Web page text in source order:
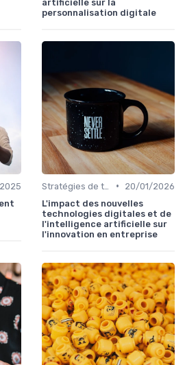
artificielle sur la
personnalisation digitale
•
20/01/2026
L'impact des nouvelles
technologies digitales et de
l'intelligence artificielle sur
l'innovation en entreprise